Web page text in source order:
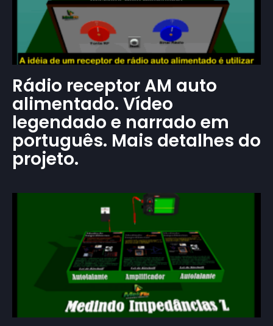
Rádio receptor AM auto
alimentado. Vídeo
legendado e narrado em
português. Mais detalhes do
projeto.